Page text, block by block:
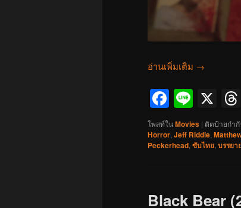
อ่านเพิ่มเติม →
Line
X
โพสท์ในMovies | ติดป้ายกำ
Horror, Jeff Riddle,
Peckerhead, ซับไทย, บรรยา
Black Bear